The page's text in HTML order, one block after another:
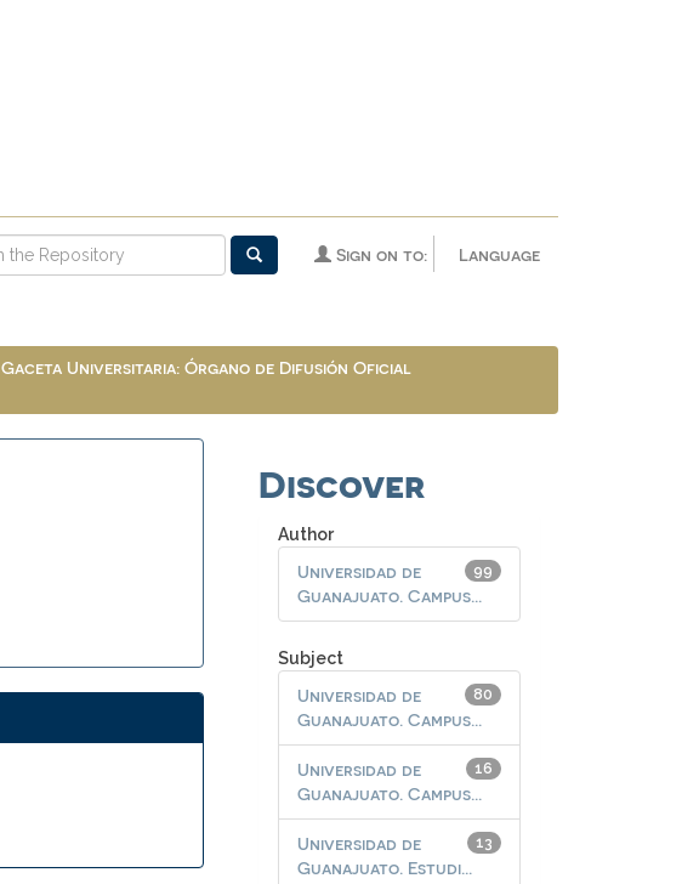
Language
Sign on to:
Gaceta Universitaria: Órgano de Difusión Oficial
Discover
Author
99
Universidad de
Guanajuato. Campus...
Subject
80
Universidad de
Guanajuato. Campus...
16
Universidad de
Guanajuato. Campus...
13
Universidad de
Guanajuato. Estudi...